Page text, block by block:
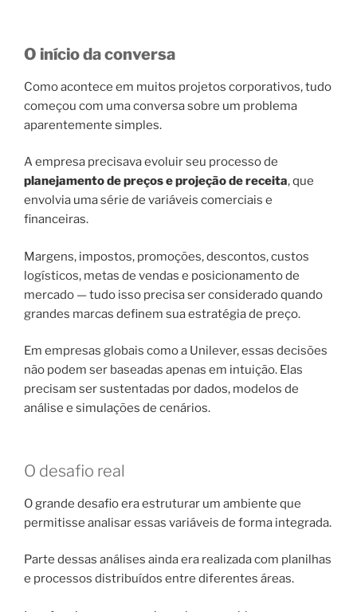
O início da conversa
Como acontece em muitos projetos corporativos, tudo
começou com uma conversa sobre um problema
aparentemente simples.
A empresa precisava evoluir seu processo de
planejamento de preços e projeção de receita, que
envolvia uma série de variáveis comerciais e
financeiras.
Margens, impostos, promoções, descontos, custos
logísticos, metas de vendas e posicionamento de
mercado — tudo isso precisa ser considerado quando
grandes marcas definem sua estratégia de preço.
Em empresas globais como a Unilever, essas decisões
não podem ser baseadas apenas em intuição. Elas
precisam ser sustentadas por dados, modelos de
análise e simulações de cenários.
O desafio real
O grande desafio era estruturar um ambiente que
permitisse analisar essas variáveis de forma integrada.
Parte dessas análises ainda era realizada com planilhas
e processos distribuídos entre diferentes áreas.